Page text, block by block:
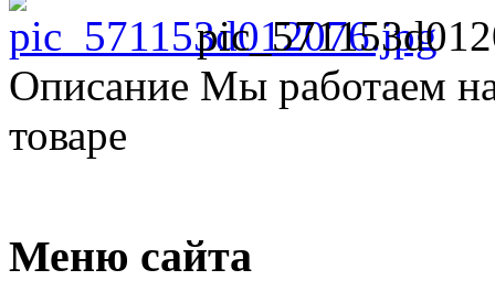
Описание Мы работаем
товаре
Меню сайта